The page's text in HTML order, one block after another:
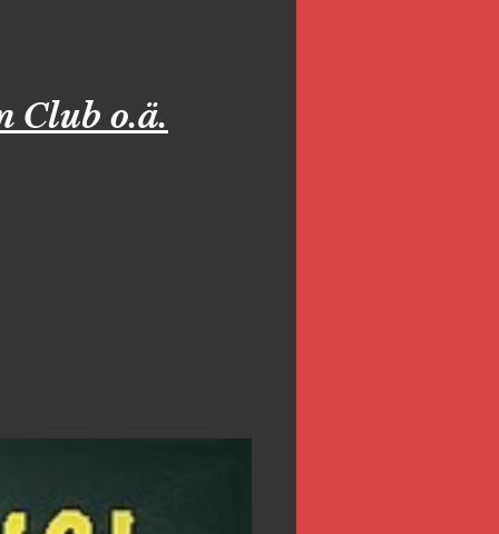
Club o.ä.